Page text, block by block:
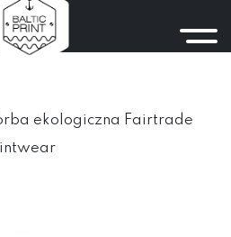
ekologiczna Fairtrade